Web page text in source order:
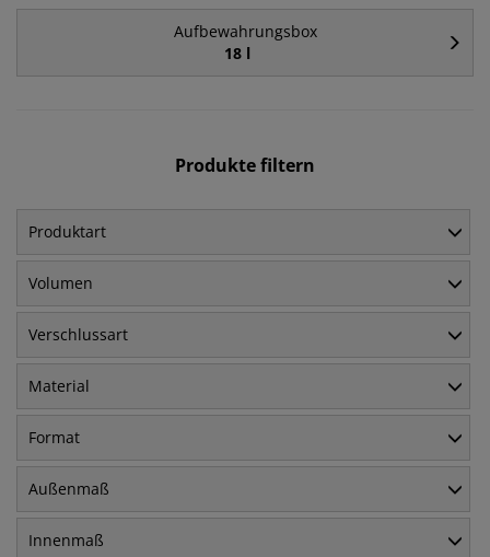
Aufbewahrungsbox
18 l
Produkte filtern
Produktart
Volumen
Verschlussart
Material
Format
Außenmaß
Innenmaß